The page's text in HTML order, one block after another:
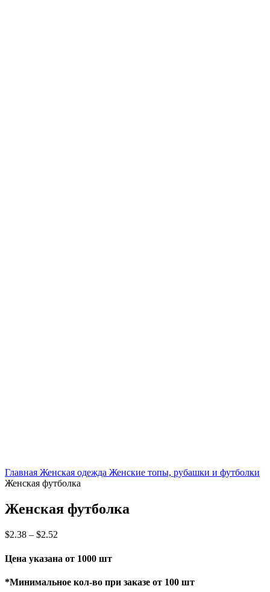
Главная Женская одежда Женские топы, рубашки и футболки
Женская футболка
Женская футболка
$2.38 – $2.52
Цена указана от 1000 шт
*Минимальное кол-во при заказе от 100 шт